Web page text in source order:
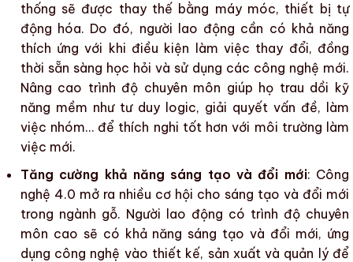
thống sẽ được thay thế bằng máy móc, thiết bị tự
động hóa. Do đó, người lao động cần có khả năng
thích ứng với khi điều kiện làm việc thay đổi, đồng
thời sẵn sàng học hỏi và sử dụng các công nghệ mới.
Nâng cao trình độ chuyên môn giúp họ trau dồi kỹ
năng mềm như tư duy logic, giải quyết vấn đề, làm
việc nhóm… để thích nghi tốt hơn với môi trường làm
việc mới.
Tăng cường khả năng sáng tạo và đổi mới: Công
nghệ 4.0 mở ra nhiều cơ hội cho sáng tạo và đổi mới
trong ngành gỗ. Người lao động có trình độ chuyên
môn cao sẽ có khả năng sáng tạo và đổi mới, ứng
dụng công nghệ vào thiết kế, sản xuất và quản lý để